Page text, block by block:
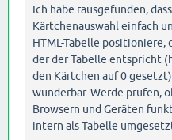
Ich habe rausgefunden,
Kärtchenauswahl einfach
HTML-Tabelle
der der Tabelle entspricht
den Kärtchen auf 0
wunderbar. Werde prüfen,
Browsern und Geräten
intern als Tabelle